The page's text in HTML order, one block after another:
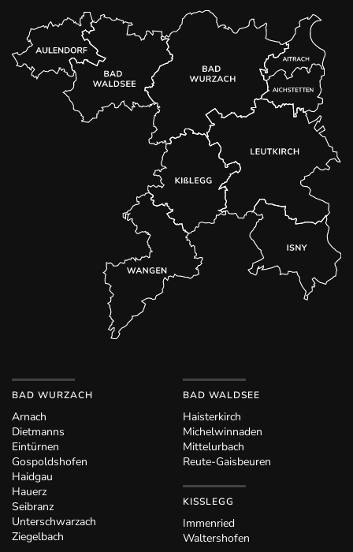
BAD WURZACH
Arnach
Dietmanns
Eintürnen
Gospoldshofen
Haidgau
Hauerz
Seibranz
Unterschwarzach
Ziegelbach
BAD WALDSEE
Haisterkirch
Michelwinnaden
Mittelurbach
Reute-Gaisbeuren
KISSLEGG
Immenried
Waltershofen